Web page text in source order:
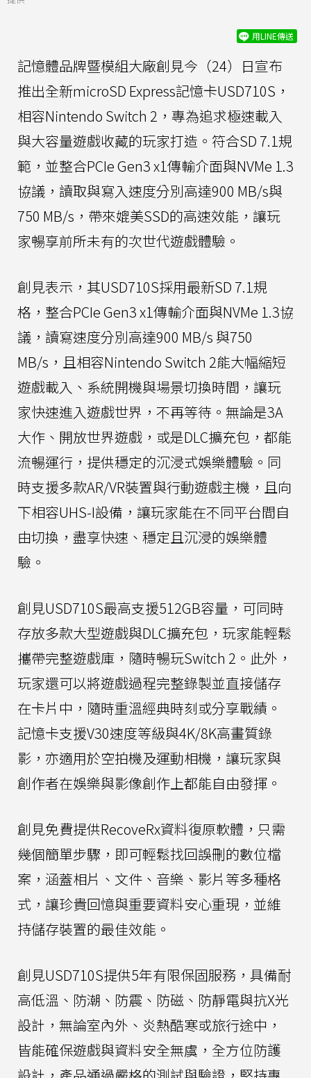
用LINE傳送
記憶體品牌暨模組大廠創見今（24）日宣布
推出全新microSD Express記憶卡USD710S，
相容Nintendo Switch 2，專為追求極速載入
與大容量遊戲收藏的玩家打造。符合SD 7.1規
範，並整合PCIe Gen3 x1傳輸介面與NVMe 1.3
協議，讀取與寫入速度分別高達900 MB/s與
750 MB/s，帶來媲美SSD的高速效能，讓玩
家暢享前所未有的次世代遊戲體驗。
創見表示，其USD710S採用最新SD 7.1規
格，整合PCIe Gen3 x1傳輸介面與NVMe 1.3協
議，讀寫速度分別高達900 MB/s 與750
MB/s，且相容Nintendo Switch 2能大幅縮短
遊戲載入、系統開機與場景切換時間，讓玩
家快速進入遊戲世界，不再等待。無論是3A
大作、開放世界遊戲，或是DLC擴充包，都能
流暢運行，提供穩定的沉浸式娛樂體驗。同
時支援多款AR/VR裝置與行動遊戲主機，且向
下相容UHS-I設備，讓玩家能在不同平台間自
由切換，盡享快速、穩定且沉浸的娛樂體
驗。
創見USD710S最高支援512GB容量，可同時
存放多款大型遊戲與DLC擴充包，玩家能輕鬆
攜帶完整遊戲庫，隨時暢玩Switch 2。此外，
玩家還可以將遊戲過程完整錄製並直接儲存
在卡片中，隨時重溫經典時刻或分享戰績。
記憶卡支援V30速度等級與4K/8K高畫質錄
影，亦適用於空拍機及運動相機，讓玩家與
創作者在娛樂與影像創作上都能自由發揮。
創見免費提供RecoveRx資料復原軟體，只需
幾個簡單步驟，即可輕鬆找回誤刪的數位檔
案，涵蓋相片、文件、音樂、影片等多種格
式，讓珍貴回憶與重要資料安心重現，並維
持儲存裝置的最佳效能。
創見USD710S提供5年有限保固服務，具備耐
高低溫、防潮、防震、防磁、防靜電與抗X光
設計，無論室內外、炎熱酷寒或旅行途中，
皆能確保遊戲與資料安全無虞，全方位防護